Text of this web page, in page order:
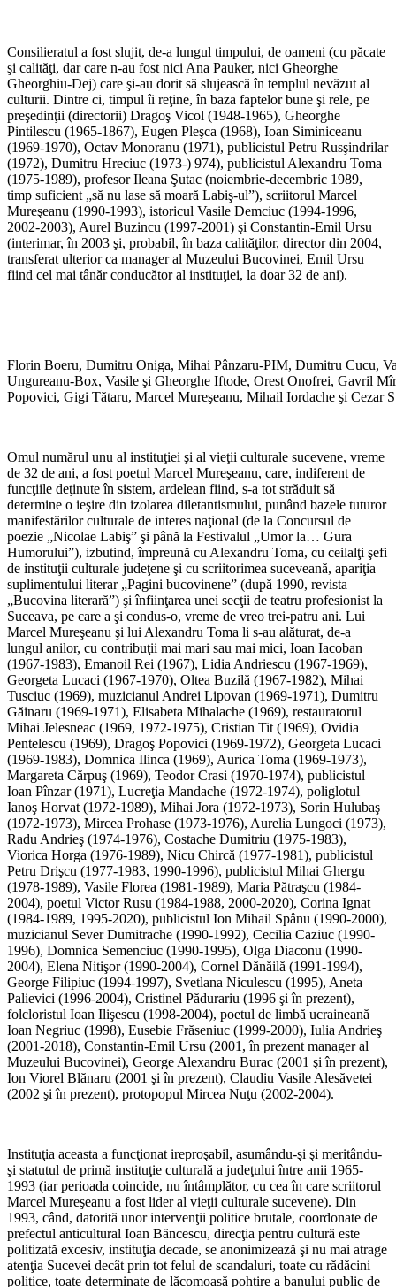
Consilieratul a fost slujit, de-a lungul timpului, de oameni (cu păcate
şi calităţi, dar care n-au fost nici Ana Pauker, nici Gheorghe
Gheorghiu-Dej) care şi-au dorit să slujească în templul nevăzut al
culturii. Dintre ci, timpul îi reţine, în baza faptelor bune şi rele, pe
preşedinţii (directorii) Dragoş Vicol (1948-1965), Gheorghe
Pintilescu (1965-1867), Eugen Pleşca (1968), Ioan Siminiceanu
(1969-1970), Octav Monoranu (1971), publicistul Petru Rusşindrilar
(1972), Dumitru Hreciuc (1973-) 974), publicistul Alexandru Toma
(1975-1989), profesor Ileana Şutac (noiembrie-decembric 1989,
timp suficient „să nu lase să moară Labiş-ul”), scriitorul Marcel
Mureşeanu (1990-1993), istoricul Vasile Demciuc (1994-1996,
2002-2003), Aurel Buzincu (1997-2001) şi Constantin-Emil Ursu
(interimar, în 2003 şi, probabil, în baza calităţilor, director din 2004,
transferat ulterior ca manager al Muzeului Bucovinei, Emil Ursu
fiind cel mai tânăr conducător al instituţiei, la doar 32 de ani).
Florin Boeru, Dumitru Oniga, Mihai Pânzaru-PIM, Dumitru Cucu,
Ungureanu-Box, Vasile şi Gheorghe Iftode, Orest Onofrei, Gavril
Popovici, Gigi Tătaru, Marcel Mureşeanu, Mihail Iordache şi Cezar
Omul numărul unu al instituţiei şi al vieţii culturale sucevene, vreme
de 32 de ani, a fost poetul Marcel Mureşeanu, care, indiferent de
funcţiile deţinute în sistem, ardelean fiind, s-a tot străduit să
determine o ieşire din izolarea diletantismului, punând bazele tuturor
manifestărilor culturale de interes naţional (de la Concursul de
poezie „Nicolae Labiş” şi până la Festivalul „Umor la… Gura
Humorului”), izbutind, împreună cu Alexandru Toma, cu ceilalţi şefi
de instituţii culturale judeţene şi cu scriitorimea suceveană, apariţia
suplimentului literar „Pagini bucovinene” (după 1990, revista
„Bucovina literară”) şi înfiinţarea unei secţii de teatru profesionist la
Suceava, pe care a şi condus-o, vreme de vreo trei-patru ani. Lui
Marcel Mureşeanu şi lui Alexandru Toma li s-au alăturat, de-a
lungul anilor, cu contribuţii mai mari sau mai mici, Ioan Iacoban
(1967-1983), Emanoil Rei (1967), Lidia Andriescu (1967-1969),
Georgeta Lucaci (1967-1970), Oltea Buzilă (1967-1982), Mihai
Tusciuc (1969), muzicianul Andrei Lipovan (1969-1971), Dumitru
Găinaru (1969-1971), Elisabeta Mihalache (1969), restauratorul
Mihai Jelesneac (1969, 1972-1975), Cristian Tit (1969), Ovidia
Pentelescu (1969), Dragoş Popovici (1969-1972), Georgeta Lucaci
(1969-1983), Domnica Ilinca (1969), Aurica Toma (1969-1973),
Margareta Cărpuş (1969), Teodor Crasi (1970-1974), publicistul
Ioan Pînzar (1971), Lucreţia Mandache (1972-1974), poliglotul
Ianoş Horvat (1972-1989), Mihai Jora (1972-1973), Sorin Hulubaş
(1972-1973), Mircea Prohase (1973-1976), Aurelia Lungoci (1973),
Radu Andrieş (1974-1976), Costache Dumitriu (1975-1983),
Viorica Horga (1976-1989), Nicu Chircă (1977-1981), publicistul
Petru Drişcu (1977-1983, 1990-1996), publicistul Mihai Ghergu
(1978-1989), Vasile Florea (1981-1989), Maria Pătraşcu (1984-
2004), poetul Victor Rusu (1984-1988, 2000-2020), Corina Ignat
(1984-1989, 1995-2020), publicistul Ion Mihail Spânu (1990-2000),
muzicianul Sever Dumitrache (1990-1992), Cecilia Caziuc (1990-
1996), Domnica Semenciuc (1990-1995), Olga Diaconu (1990-
2004), Elena Nitişor (1990-2004), Cornel Dănăilă (1991-1994),
George Filipiuc (1994-1997), Svetlana Niculescu (1995), Aneta
Palievici (1996-2004), Cristinel Pădurariu (1996 şi în prezent),
folcloristul Ioan Ilişescu (1998-2004), poetul de limbă ucraineană
Ioan Negriuc (1998), Eusebie Frăseniuc (1999-2000), Iulia Andrieş
(2001-2018), Constantin-Emil Ursu (2001, în prezent manager al
Muzeului Bucovinei), George Alexandru Burac (2001 şi în prezent),
Ion Viorel Blănaru (2001 şi în prezent), Claudiu Vasile Alesăvetei
(2002 şi în prezent), protopopul Mircea Nuţu (2002-2004).
Instituţia aceasta a funcţionat ireproşabil, asumându-şi şi meritându-
şi statutul de primă instituţie culturală a judeţului între anii 1965-
1993 (iar perioada coincide, nu întâmplător, cu cea în care scriitorul
Marcel Mureşeanu a fost lider al vieţii culturale sucevene). Din
1993, când, datorită unor intervenţii politice brutale, coordonate de
prefectul anticultural Ioan Băncescu, direcţia pentru cultură este
politizată excesiv, instituţia decade, se anonimizează şi nu mai atrage
atenţia Sucevei decât prin tot felul de scandaluri, toate cu rădăcini
politice, toate determinate de lăcomoasă pohtire a banului public de